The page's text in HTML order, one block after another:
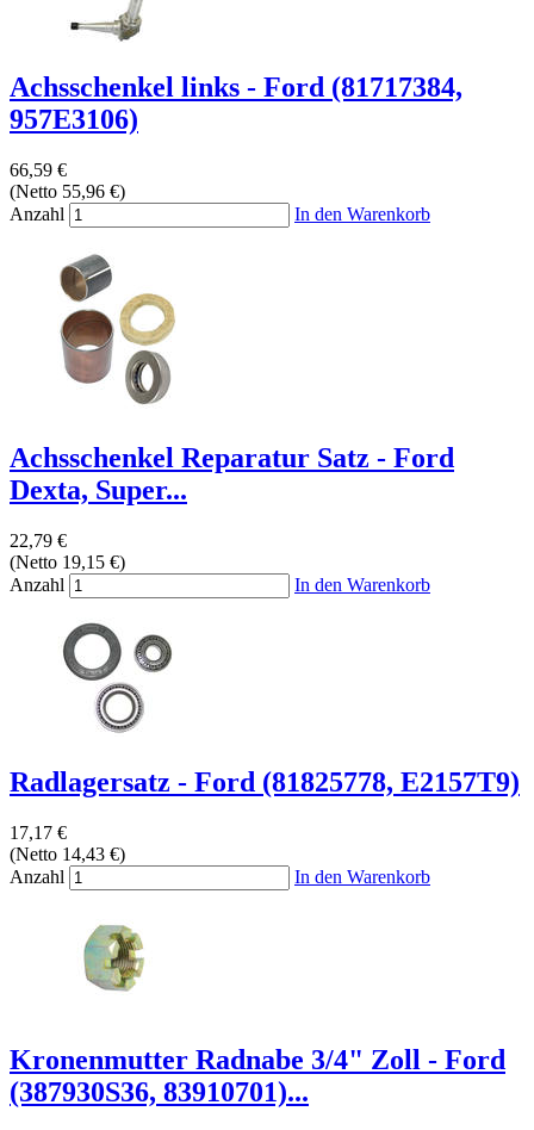
Achsschenkel links - Ford (81717384,
957E3106)
66,59 €
(Netto 55,96 €)
Anzahl
In den Warenkorb
Achsschenkel Reparatur Satz - Ford
Dexta, Super...
22,79 €
(Netto 19,15 €)
Anzahl
In den Warenkorb
Radlagersatz - Ford (81825778, E2157T9)
17,17 €
(Netto 14,43 €)
Anzahl
In den Warenkorb
Kronenmutter Radnabe 3/4" Zoll - Ford
(387930S36, 83910701)...